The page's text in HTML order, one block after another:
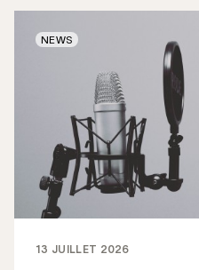
13 JUILLET 2026
NEWS